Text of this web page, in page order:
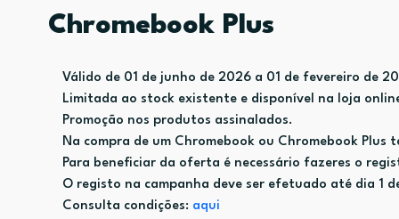
Chromebook Plus
Válido de 01 de junho de 2026 a 01 de fevereiro de
Limitada ao stock existente e disponível na loja
Promoção nos produtos assinalados.
Na compra de um Chromebook ou Chromebook Plus
Para beneficiar da oferta é necessário fazeres o
O registo na campanha deve ser efetuado até dia 1
Consulta condições: aqui